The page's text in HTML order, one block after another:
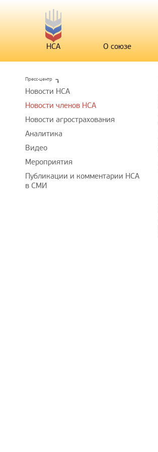
НСА О союзе
Пресс-центр
Новости НСА
Новости членов НСА
Новости агрострахования
Аналитика
Видео
Мероприятия
Публикации и комментарии НСА
в СМИ